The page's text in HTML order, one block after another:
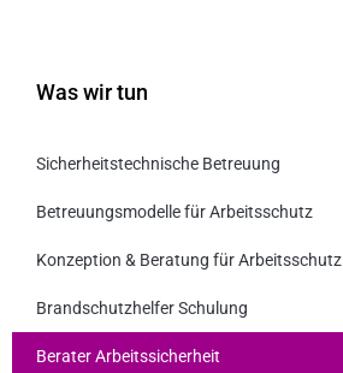
Was wir tun
Sicherheitstechnische Betreuung
Betreuungsmodelle für Arbeitsschutz
Konzeption & Beratung für Arbeitsschutz
Brandschutzhelfer Schulung
Berater Arbeitssicherheit